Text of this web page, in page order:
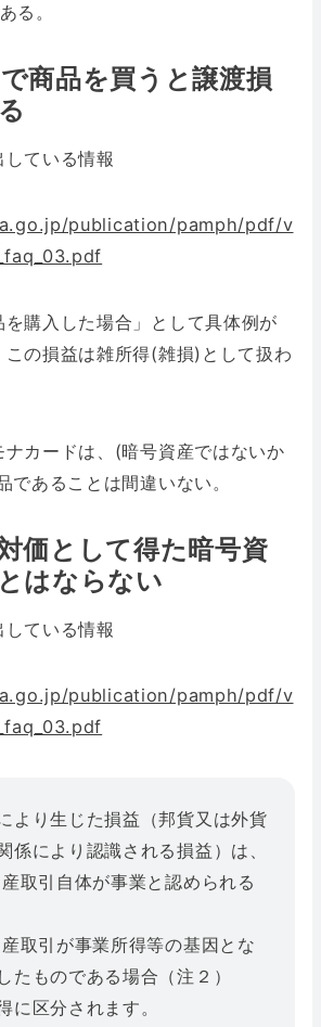
る。
商品を買うと譲渡損
ている情報
publication/pamph/pdf/v
を購入した場合」として具体例が
の損益は雑所得(雑損)として扱わ
カードは、(暗号資産ではないか
であることは間違いない。
価として得た暗号資
はならない
ている情報
publication/pamph/pdf/v
より生じた損益（邦貨又は外貨
係により認識される損益）は、
取引自体が事業と認められる
取引が事業所得等の基因とな
たものである場合（注２）
に区分されます。